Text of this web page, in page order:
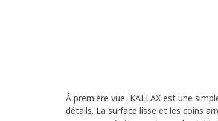
À première vue, KALLAX est une
détails. La surface lisse et les coins